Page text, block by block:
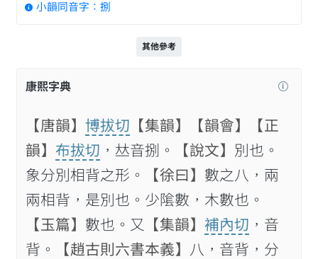
小韻同音字：捌
其他參考
康熙字典
【唐韻】 博拔切 【集韻】 【韻會】
【正
韻】 布拔切 ，𠀤音捌。 【說文】 別也。
象分別相背之形。
【徐曰】 數之八，兩
兩相背，是別也。少隂數，木數也。
【玉篇】 數也。又 【集韻】 補內切 ，音
背。
【趙古則六書本義】 八，音背，分